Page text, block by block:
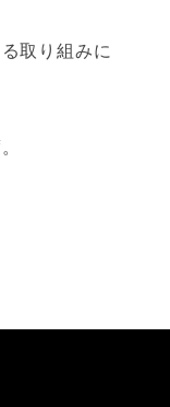
取り組みに